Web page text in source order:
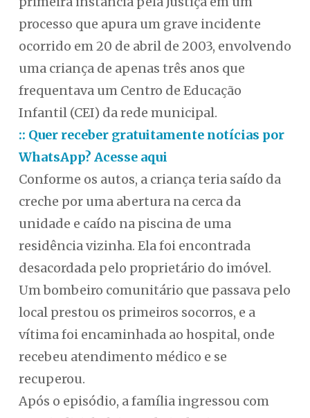
processo que apura um grave incidente
ocorrido em 20 de abril de 2003, envolvendo
uma criança de apenas três anos que
frequentava um Centro de Educação
Infantil (CEI) da rede municipal.
:: Quer receber gratuitamente notícias por
WhatsApp? Acesse aqui
Conforme os autos, a criança teria saído da
creche por uma abertura na cerca da
unidade e caído na piscina de uma
residência vizinha. Ela foi encontrada
desacordada pelo proprietário do imóvel.
Um bombeiro comunitário que passava pelo
local prestou os primeiros socorros, e a
vítima foi encaminhada ao hospital, onde
recebeu atendimento médico e se
recuperou.
Após o episódio, a família ingressou com